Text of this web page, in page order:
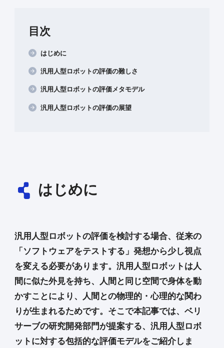
目次
はじめに
汎用人型ロボットの評価の難しさ
汎用人型ロボットの評価メタモデル
汎用人型ロボットの評価の展望
はじめに
汎用人型ロボットの評価を検討する場合、従来の
「ソフトウェアをテストする」発想から少し視点
を変える必要があります。汎用人型ロボットは人
間に似た外見を持ち、人間と同じ空間で身体を動
かすことにより、人間との物理的・心理的な関わ
りが生まれるためです。そこで本記事では、ベリ
サーブの研究開発部門が提案する、汎用人型ロボ
ットに対する包括的な評価モデルをご紹介しま